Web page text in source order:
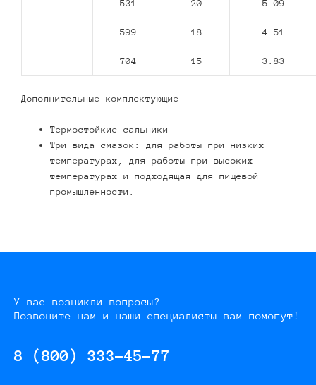
531 20 5.09
599 18 4.51
704 15 3.83
Дополнительные комплектующие
Термостойкие сальники
Три вида смазок: для работы при низких
температурах, для работы при высоких
температурах и подходящая для пищевой
промышленности.
У вас возникли вопросы?
Позвоните нам и наши специалисты вам помогут!
8 (800) 333-45-77